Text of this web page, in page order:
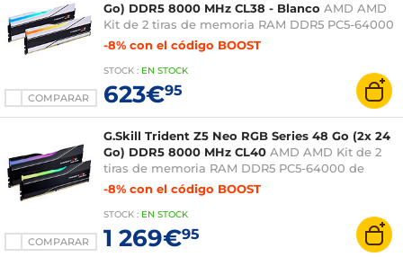
COMPARAR
Go) DDR5 8000 MHz CL38 - Blanco AMD AMD
Kit de 2 tiras de memoria RAM DDR5 PC5-64000
de doble canal - F5-8000J3848H16GX2-TZ5NRW
- Optimizada para
-8% con el código BOOST
STOCK : EN STOCK
623€95
COMPARAR
G.Skill Trident Z5 Neo RGB Series 48 Go (2x 24
Go) DDR5 8000 MHz CL40 AMD AMD Kit de 2
tiras de memoria RAM DDR5 PC5-64000 de
doble canal - F5-8000J4048G24GX2-TZ5NR -
Optimizada para
-8% con el código BOOST
STOCK : EN STOCK
1 269€95